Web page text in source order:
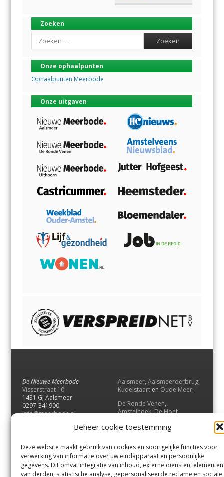
Beheer cookie toestemming
Deze website maakt gebruik van cookies en soortgelijke functies voor
verwerking van informatie over uw eindapparaat en persoonlijke
gegevens. Dit omvat integratie van inhoud, externe diensten, elementen
van derden, statistische analyse, gepersonaliseerde reclame en sociale
Zoeken
Search
Onze ophaalpunten
Ophaalpunten Meerbode
Onze uitgaven
De Nieuwe Meerbode
Visserstraat 10
1431 GJ Aalsmeer
0297-341900
info@meerbode.nl
Aalsmeer, Aalsmeerderbrug,
Kudelstaart en Oude Meer.
De Ronde Venen,
Amstelhoek,De Hoef,
Vrouwenakker,Waverveen
UithoornenDe Kwakel.